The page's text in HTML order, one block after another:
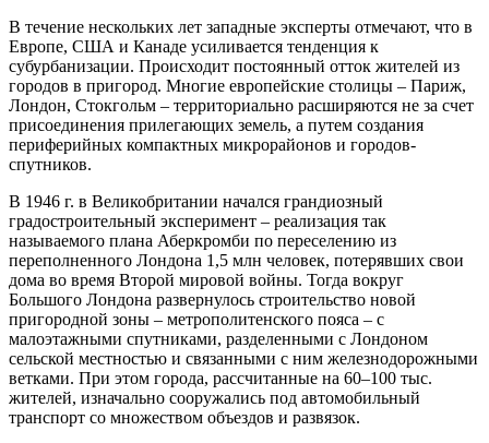
В течение нескольких лет западные эксперты отмечают, что в
Европе, США и Канаде усиливается тенденция к
субурбанизации. Происходит постоянный отток жителей из
городов в пригород. Многие европейские столицы – Париж,
Лондон, Стокгольм – территориально расширяются не за счет
присоединения прилегающих земель, а путем создания
периферийных компактных микрорайонов и городов-
спутников.
В 1946 г. в Великобритании начался грандиозный
градостроительный эксперимент – реализация так
называемого плана Аберкромби по переселению из
переполненного Лондона 1,5 млн человек, потерявших свои
дома во время Второй мировой войны. Тогда вокруг
Большого Лондона развернулось строительство новой
пригородной зоны – метрополитенского пояса – с
малоэтажными спутниками, разделенными с Лондоном
сельской местностью и связанными с ним железнодорожными
ветками. При этом города, рассчитанные на 60–100 тыс.
жителей, изначально сооружались под автомобильный
транспорт со множеством объездов и развязок.